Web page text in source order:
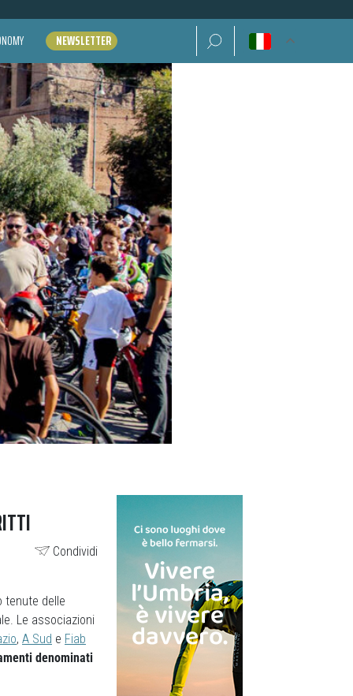
NEWSLETTER Ricerca per:
Condividi
tenute delle
Le associazioni
, A Sud e Fiab
denominati